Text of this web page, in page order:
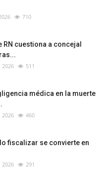
710
RN cuestiona a concejal
2026 511
médica en la muerte
2026 460
fiscalizar se convierte en
2026 291